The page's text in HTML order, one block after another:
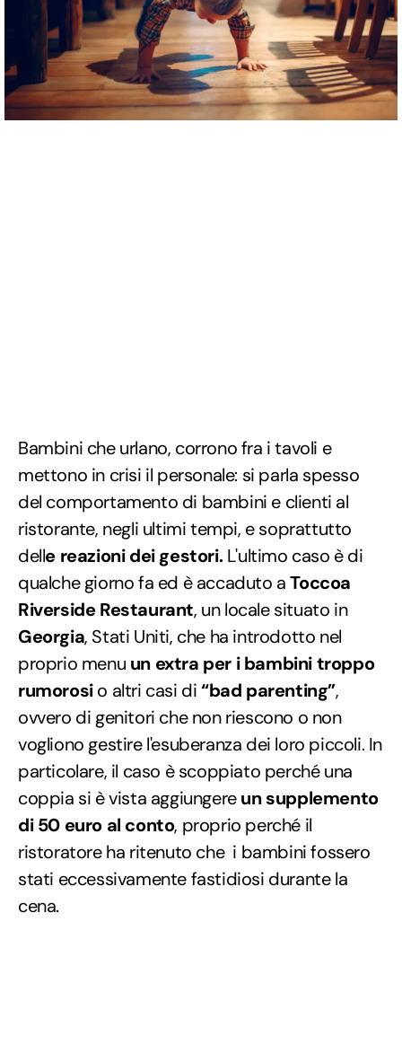
Bambini che urlano, corrono fra i tavoli e
mettono in crisi il personale: si parla spesso
del comportamento di bambini e clienti al
ristorante, negli ultimi tempi, e soprattutto
delle reazioni dei gestori.L'ultimo caso è di
qualche giorno fa ed è accaduto aToccoa
Riverside Restaurant, un locale situato in
Georgia, Stati Uniti, che ha introdotto nel
proprio menu un extra per i bambini troppo
rumorosio altri casi di“bad parenting”,
ovvero di genitori che non riescono o non
vogliono gestire l'esuberanza dei loro piccoli. In
particolare, il caso è scoppiato perché una
coppia si è vista aggiungereun supplemento
di 50 euro al conto, proprio perché il
ristoratore ha ritenuto che i bambini fossero
stati eccessivamente fastidiosi durante la
cena.